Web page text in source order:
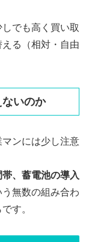
でも高く買い取
る（相対・自由
いのか
マンには少し注意
、蓄電池の導入
う無数の組み合わ
す。